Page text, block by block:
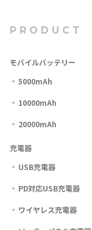
PRODUCT
モバイルバッテリー
5000mAh
10000mAh
20000mAh
充電器
USB充電器
PD対応USB充電器
ワイヤレス充電器